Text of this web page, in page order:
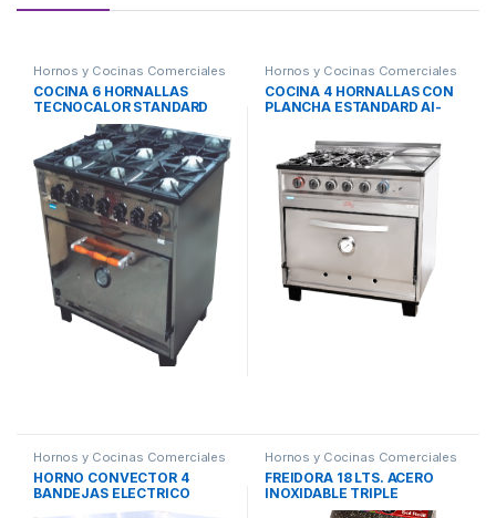
Hornos y Cocinas Comerciales
COCINA 6 HORNALLAS
TECNOCALOR STANDARD
Hornos y Cocinas Comerciales
COCINA 4 HORNALLAS CON
PLANCHA ESTANDARD AI-
Hornos y Cocinas Comerciales
HORNO CONVECTOR 4
BANDEJAS ELECTRICO
Hornos y Cocinas Comerciales
FREIDORA 18 LTS. ACERO
INOXIDABLE TRIPLE
INYECCION SOL REAL